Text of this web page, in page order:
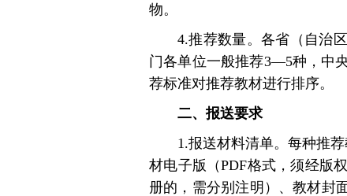
物。
4.推荐数量。各省（自治
门各单位一般推荐3—5种，中
荐标准对推荐教材进行排序。
二、报送要求
1.报送材料清单。每种推
材电子版（PDF格式，须经版
册的，需分别注明）、教材封